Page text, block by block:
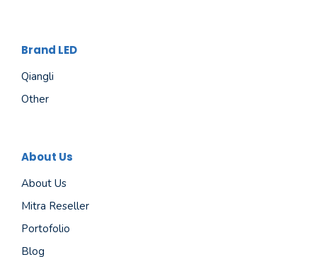
Brand LED
Qiangli
Other
About Us
About Us
Mitra Reseller
Portofolio
Blog